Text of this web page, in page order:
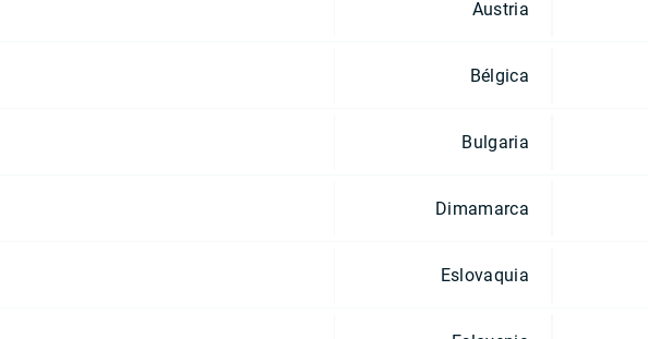
Austria
Bélgica
Bulgaria
Dimamarca
Eslovaquia